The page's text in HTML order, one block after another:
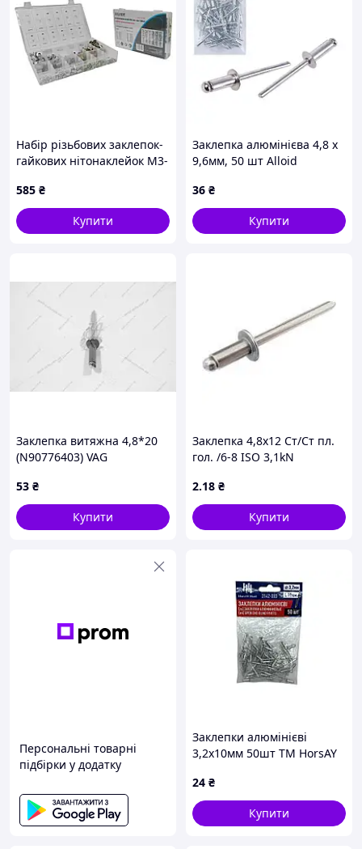
Набір різьбових заклепок-
гайкових нітонаклейок M3-
S11195 Vmarket
585 ₴
Купити
Заклепка алюмінієва 4,8 х
9,6мм, 50 шт Alloid
36 ₴
Купити
Заклепка витяжна 4,8*20
(N90776403) VAG
53 ₴
Купити
Заклепка 4,8х12 Ст/Ст пл.
гол. /6-8 ISO 3,1kN
2.18 ₴
Купити
Персональні товарні
підбірки у додатку
Заклепки алюмінієві
3,2x10мм 50шт ТМ HorsAY
24 ₴
Купити